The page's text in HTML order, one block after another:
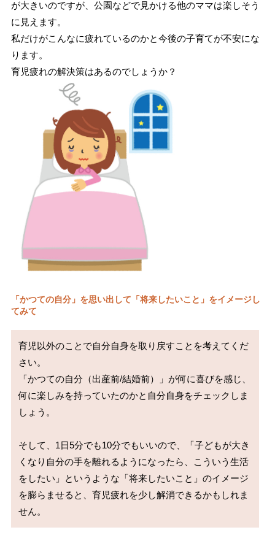
が大きいのですが、公園などで見かける他のママは楽しそう
に見えます。
私だけがこんなに疲れているのかと今後の子育てが不安にな
ります。
育児疲れの解決策はあるのでしょうか？
「かつての自分」を思い出して「将来したいこと」をイメージし
てみて
育児以外のことで自分自身を取り戻すことを考えてくだ
さい。
「かつての自分（出産前/結婚前）」が何に喜びを感じ、
何に楽しみを持っていたのかと自分自身をチェックしま
しょう。
そして、1日5分でも10分でもいいので、「子どもが大き
くなり自分の手を離れるようになったら、こういう生活
をしたい」というような「将来したいこと」のイメージ
を膨らませると、育児疲れを少し解消できるかもしれま
せん。